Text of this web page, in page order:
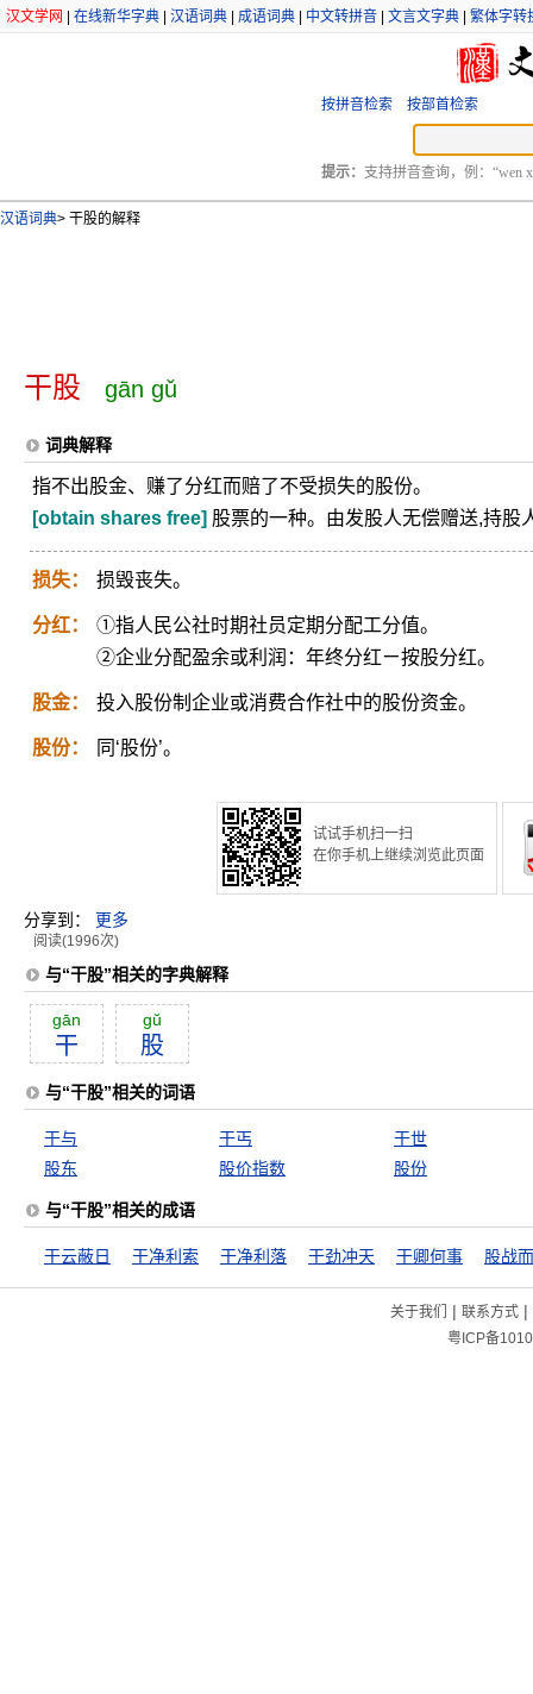
汉文学网 在线新华字典 汉语词典 成语词典 中文转拼音 文言文字典 繁体字转
按拼音检索 按部首检索
提示： 支持拼音查询，例：“wen
汉语词典> 干股的解释
干股 gān gǔ
词典解释
指不出股金、赚了分红而赔了不受损失的股份。
[obtain shares free] 股票的一种。由发股人无偿赠送,持股
损失： 损毁丧失。
分红：
①指人民公社时期社员定期分配工分值。
②企业分配盈余或利润：年终分红ㄧ按股分红。
股金： 投入股份制企业或消费合作社中的股份资金。
股份： 同‘股份’。
试试手机扫一扫
在你手机上继续浏览此页面
分享到： 更多
阅读(1996次)
与“干股”相关的字典解释
gān
干
gŭ
股
与“干股”相关的词语
干与 干丐
干世
股东
股价指数 股份
与“干股”相关的成语
干云蔽日 干净利索 干净利落 干劲冲天 干卿何事 股战
关于我们 | 联系方式|
粤ICP备